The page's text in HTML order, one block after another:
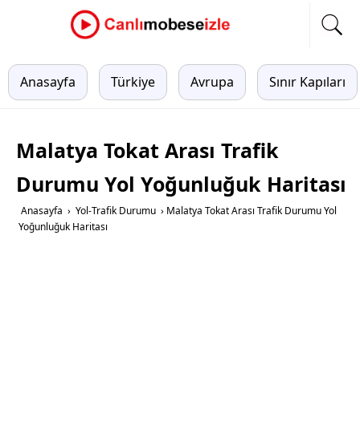
Anasayfa Türkiye Avrupa Sınır Kapıları
Malatya Tokat Arası Trafik
Durumu Yol Yoğunluğuk Haritası
Anasayfa › Yol-Trafik Durumu › Malatya Tokat Arası Trafik Durumu Yol
Yoğunluğuk Haritası